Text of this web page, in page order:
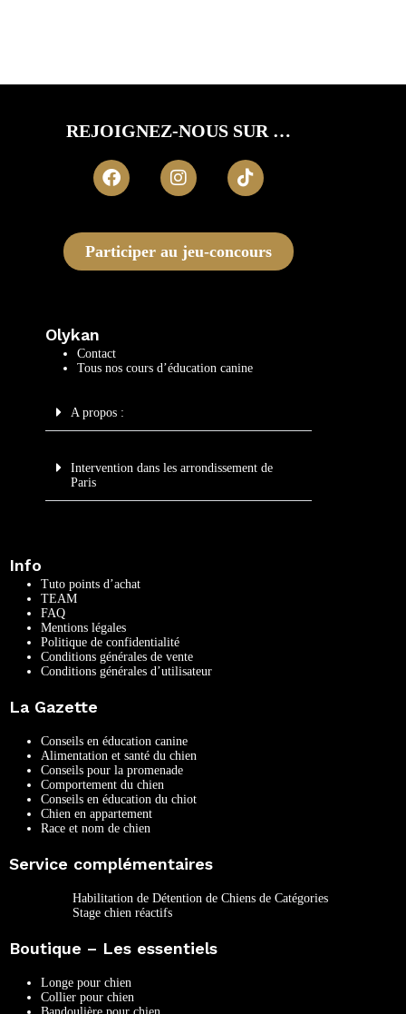
REJOIGNEZ-NOUS SUR …
Participer au jeu-concours
Olykan
Contact
Tous nos cours d’éducation canine
A propos :
Intervention dans les arrondissement de
Paris
Info
Tuto points d’achat
TEAM
FAQ
Mentions légales
Politique de confidentialité
Conditions générales de vente
Conditions générales d’utilisateur
La Gazette
Conseils en éducation canine
Alimentation et santé du chien
Conseils pour la promenade
Comportement du chien
Conseils en éducation du chiot
Chien en appartement
Race et nom de chien
Service complémentaires
Habilitation de Détention de Chiens de Catégories
Stage chien réactifs
Boutique – Les essentiels
Longe pour chien
Collier pour chien